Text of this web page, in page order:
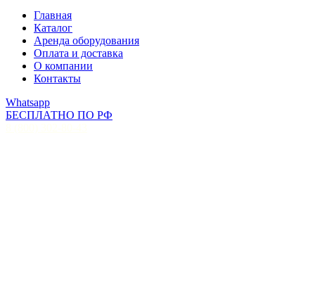
Главная
Каталог
Аренда оборудования
Оплата и доставка
О компании
Контакты
Whatsapp
БЕСПЛАТНО ПО РФ